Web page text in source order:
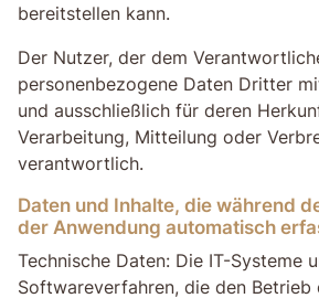
bereitstellen kann.
Der Nutzer, der dem
personenbezogene Daten Dritter
und ausschließlich für deren
Verarbeitung, Mitteilung oder
verantwortlich.
Daten und Inhalte, die während
der Anwendung automatisch
Technische Daten: Die IT-Systeme
Softwareverfahren, die den Betrieb